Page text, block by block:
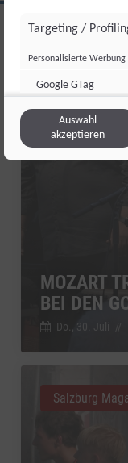
MOZART
BEI DEN
Do., 30. Juli
Kultur Format
Salzburg
Targeting /
Personalisierte
Google GTag
Google Ireland
Sonstige Inhalte
Einbindung zusätzlicher
Google Ireland
Auswahl
akzeptieren